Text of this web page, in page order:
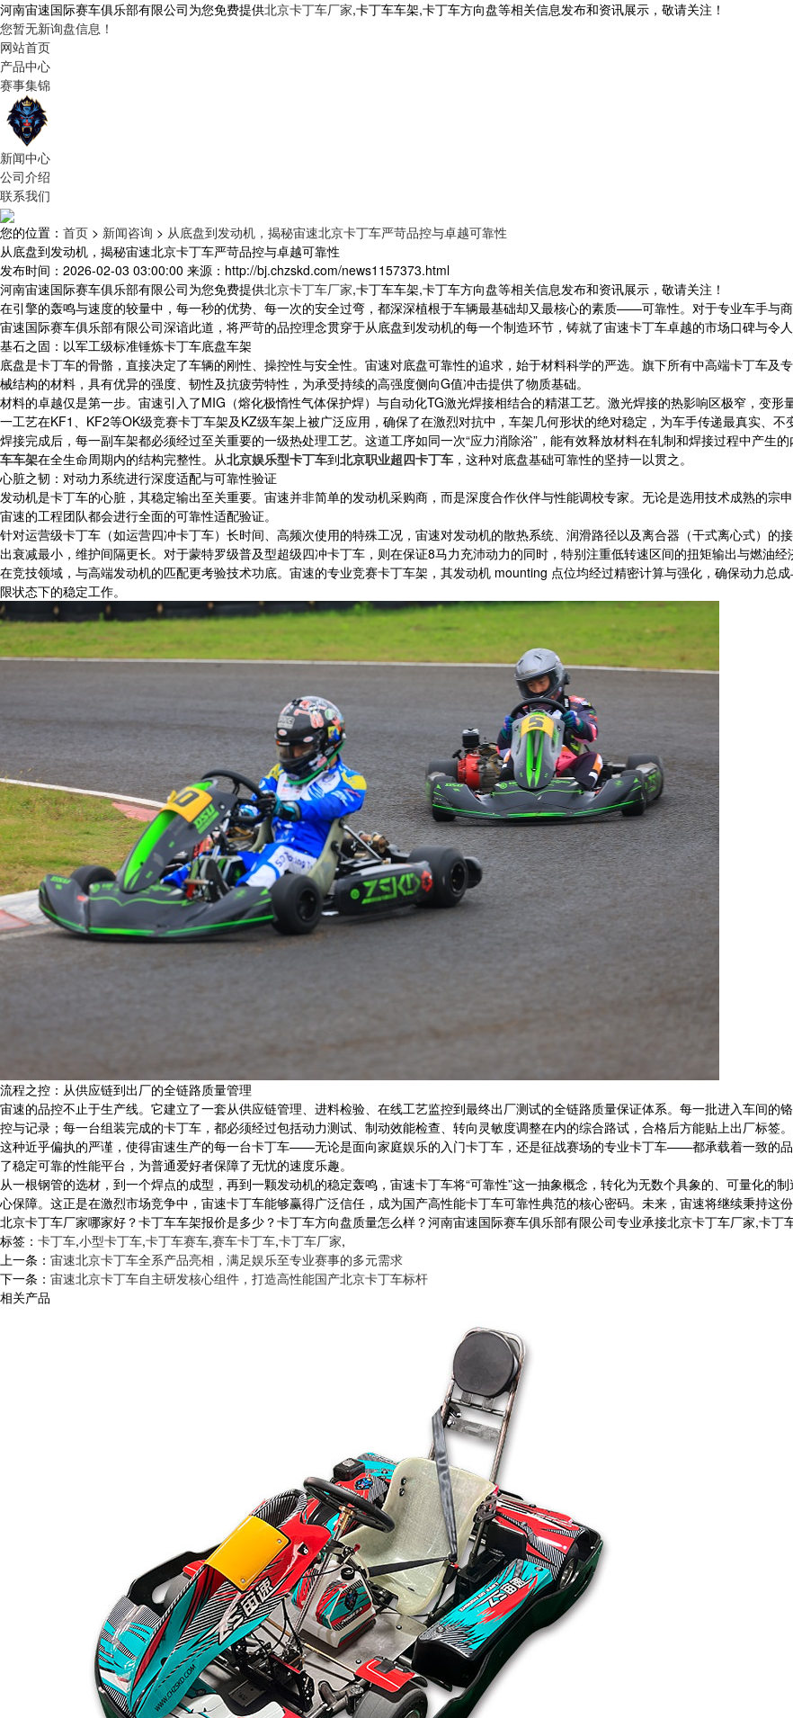
河南宙速国际赛车俱乐部有限公司为您免费提供北京卡丁车厂家,卡丁车车架,卡丁车方向盘等相关信息发布和资讯展示，敬请关注！
您暂无新询盘信息！
网站首页
产品中心
赛事集锦
新闻中心
公司介绍
联系我们
您的位置： 首页 > 新闻咨询 > 从底盘到发动机，揭秘宙速北京卡丁车严苛品控与卓越可靠性
从底盘到发动机，揭秘宙速北京卡丁车严苛品控与卓越可靠性
发布时间：2026-02-03 03:00:00 来源：http://bj.chzskd.com/news1157373.html
河南宙速国际赛车俱乐部有限公司为您免费提供北京卡丁车厂家,卡丁车车架,卡丁车方向盘等相关信息发布和资讯展示，敬请关注！
在引擎的轰鸣与速度的较量中，每一秒的优势、每一次的安全过弯，都深深植根于车辆最基础却又最核心的素质——可靠性。对于专业车手与
宙速国际赛车俱乐部有限公司深谙此道，将严苛的品控理念贯穿于从底盘到发动机的每一个制造环节，铸就了宙速卡丁车卓越的市场口碑与令人
基石之固：以军工级标准锤炼卡丁车底盘车架
底盘是卡丁车的骨骼，直接决定了车辆的刚性、操控性与安全性。宙速对底盘可靠性的追求，始于材料科学的严选。旗下所有中高端卡丁车
械结构的材料，具有优异的强度、韧性及抗疲劳特性，为承受持续的高强度侧向G值冲击提供了物质基础。
材料的卓越仅是第一步。宙速引入了MIG（熔化极惰性气体保护焊）与自动化TG激光焊接相结合的精湛工艺。激光焊接的热影响区极窄，变
一工艺在KF1、KF2等OK级竞赛卡丁车架及KZ级车架上被广泛应用，确保了在激烈对抗中，车架几何形状的绝对稳定，为车手传递最真实、不
焊接完成后，每一副车架都必须经过至关重要的一级热处理工艺。这道工序如同一次“应力消除浴”，能有效释放材料在轧制和焊接过程中产生
车车架在全生命周期内的结构完整性。从北京娱乐型卡丁车到北京职业超四卡丁车 ，这种对底盘基础可靠性的坚持一以贯之。
心脏之韧：对动力系统进行深度适配与可靠性验证
发动机是卡丁车的心脏，其稳定输出至关重要。宙速并非简单的发动机采购商，而是深度合作伙伴与性能调校专家。无论是选用技术成熟的宗
宙速的工程团队都会进行全面的可靠性适配验证。
针对运营级卡丁车（如运营四冲卡丁车）长时间、高频次使用的特殊工况，宙速对发动机的散热系统、润滑路径以及离合器（干式离心式）
出衰减最小，维护间隔更长。对于蒙特罗级普及型超级四冲卡丁车，则在保证8马力充沛动力的同时，特别注重低转速区间的扭矩输出与燃油经
在竞技领域，与高端发动机的匹配更考验技术功底。宙速的专业竞赛卡丁车架，其发动机 mounting 点位均经过精密计算与强化，确保动力总
限状态下的稳定工作。
流程之控：从供应链到出厂的全链路质量管理
宙速的品控不止于生产线。它建立了一套从供应链管理、进料检验、在线工艺监控到最终出厂测试的全链路质量保证体系。每一批进入车间
控与记录；每一台组装完成的卡丁车，都必须经过包括动力测试、制动效能检查、转向灵敏度调整在内的综合路试，合格后方能贴上出厂标签。
这种近乎偏执的严谨，使得宙速生产的每一台卡丁车——无论是面向家庭娱乐的入门卡丁车，还是征战赛场的专业卡丁车——都承载着一致的
了稳定可靠的性能平台，为普通爱好者保障了无忧的速度乐趣。
从一根钢管的选材，到一个焊点的成型，再到一颗发动机的稳定轰鸣，宙速卡丁车将“可靠性”这一抽象概念，转化为无数个具象的、可量化的
心保障。这正是在激烈市场竞争中，宙速卡丁车能够赢得广泛信任，成为国产高性能卡丁车可靠性典范的核心密码。未来，宙速将继续秉持这
北京卡丁车厂家哪家好？卡丁车车架报价是多少？卡丁车方向盘质量怎么样？河南宙速国际赛车俱乐部有限公司专业承接北京卡丁车厂家,卡
标签： 卡丁车,小型卡丁车,卡丁车赛车,赛车卡丁车,卡丁车厂家,
上一条： 宙速北京卡丁车全系产品亮相，满足娱乐至专业赛事的多元需求
下一条： 宙速北京卡丁车自主研发核心组件，打造高性能国产北京卡丁车标杆
相关产品